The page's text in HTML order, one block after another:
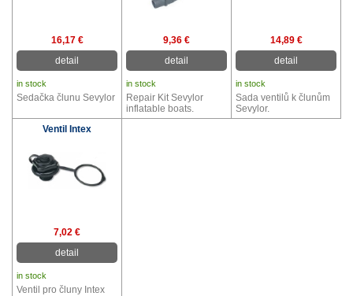
16,17 €
detail
9,36 €
detail
14,89 €
detail
in stock in stock in stock
Sedačka člunu Sevylor
Repair Kit Sevylor
inflatable boats.
Sada ventilů k člunům
Sevylor.
Ventil Intex
7,02 €
detail
in stock
Ventil pro čluny Intex